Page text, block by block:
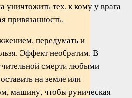
уничтожить тех, к кому у врага
привязанность.
передумать и
Эффект необратим. В
смерти любыми
на земле или
машину, чтобы руническая